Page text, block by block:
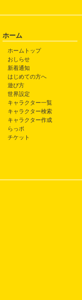
ホーム
ホームトップ
おしらせ
新着通知
はじめての方へ
遊び方
世界設定
キャラクター一覧
キャラクター検索
キャラクター作成
らっポ
チケット